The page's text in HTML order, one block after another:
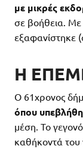
με μικρές
σε βοήθεια.
εξαφανίστηκε
Η
Ο 61χρονος
όπου
μέση. Το
καθήκοντά του